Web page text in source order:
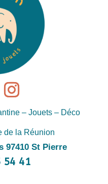
– Jouets – Déco
de la Réunion
97410 St Pierre
54 41